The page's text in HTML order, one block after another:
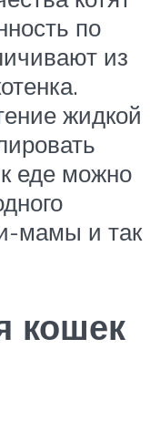
по
из
жидкой
еде можно
мамы и так
кошек